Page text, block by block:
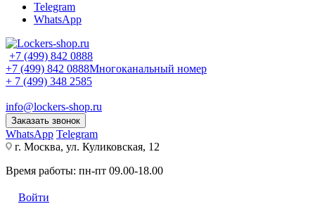
Telegram
WhatsApp
+7 (499) 842 0888
+7 (499) 842 0888Многоканальный номер
+ 7 (499) 348 2585
info@lockers-shop.ru
Заказать звонок
WhatsApp Telegram
г. Москва, ул. Куликовская, 12
Время работы: пн-пт 09.00-18.00
Войти